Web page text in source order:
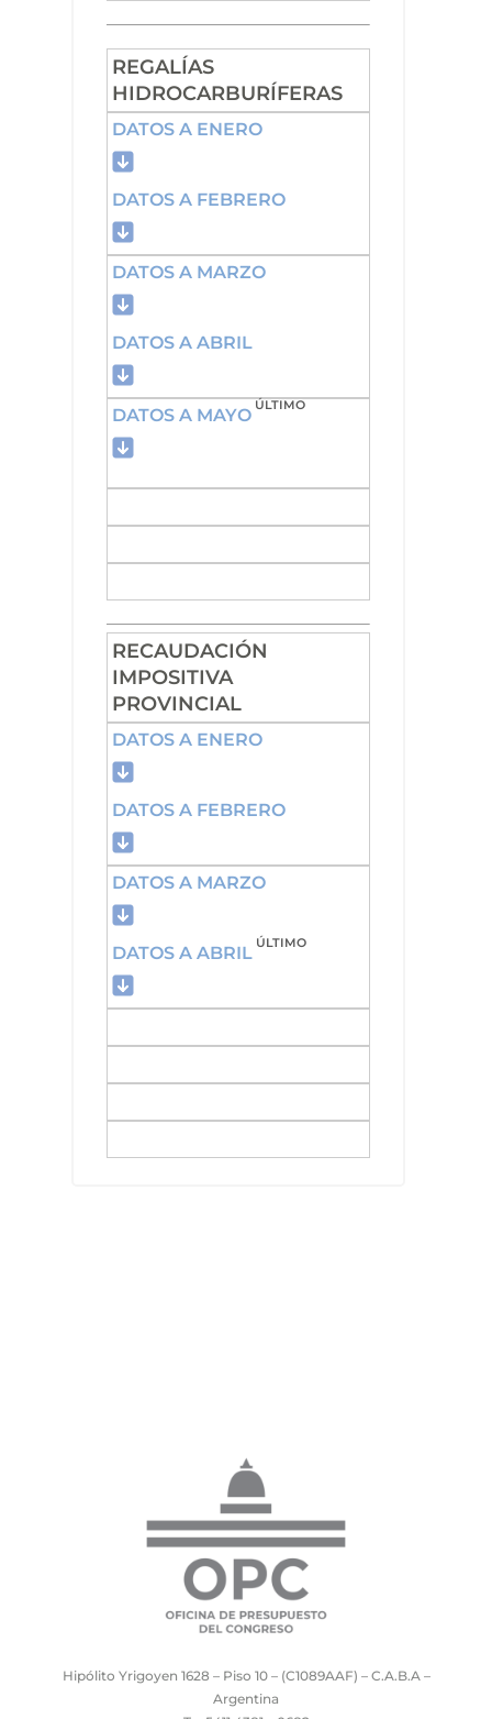
REGALÍAS
HIDROCARBURÍFERAS
DATOS A ENERO
DATOS A FEBRERO
DATOS A MARZO
DATOS A ABRIL
DATOS A MAYO ÚLTIMO
RECAUDACIÓN
IMPOSITIVA
PROVINCIAL
DATOS A ENERO
DATOS A FEBRERO
DATOS A MARZO
DATOS A ABRIL ÚLTIMO
Hipólito Yrigoyen 1628 – Piso 10 – (C1089AAF) – C.A.B.A –
Argentina